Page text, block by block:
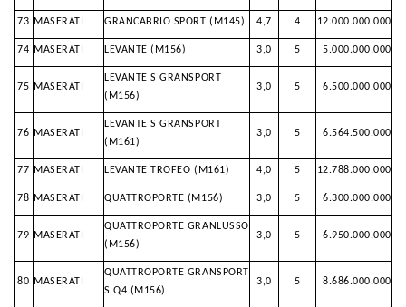
73 MASERATI GRANCABRIO SPORT (M145) 4,7 4 12.000.000.000
74 MASERATI LEVANTE (M156) 3,0 5 5.000.000.000
75 MASERATI
LEVANTE S GRANSPORT
(M156)
3,0 5 6.500.000.000
76 MASERATI
LEVANTE S GRANSPORT
(M161)
3,0 5 6.564.500.000
77 MASERATI LEVANTE TROFEO (M161) 4,0 5 12.788.000.000
78 MASERATI QUATTROPORTE (M156) 3,0 5 6.300.000.000
79 MASERATI
QUATTROPORTE GRANLUSSO
(M156)
3,0 5 6.950.000.000
80 MASERATI
QUATTROPORTE GRANSPORT
S Q4 (M156)
3,0 5 8.686.000.000